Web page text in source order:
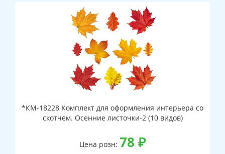
*КМ-18228 Комплект для оформления интерьера со
скотчем. Осенние листочки-2 (10 видов)
Цена розн: 78 ₽